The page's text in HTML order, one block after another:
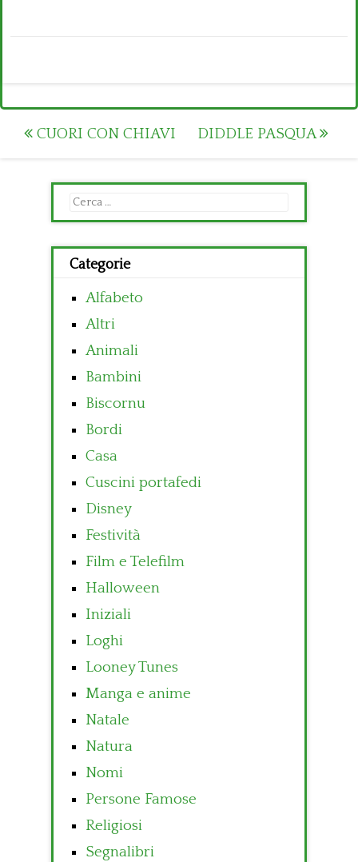
Post
CUORI CON CHIAVI DIDDLE PASQUA
Ricerca
per:
Categorie
Alfabeto
Altri
Animali
Bambini
Biscornu
Bordi
Casa
Cuscini portafedi
Disney
Festività
Film e Telefilm
Halloween
Iniziali
Loghi
Looney Tunes
Manga e anime
Natale
Natura
Nomi
Persone Famose
Religiosi
Segnalibri